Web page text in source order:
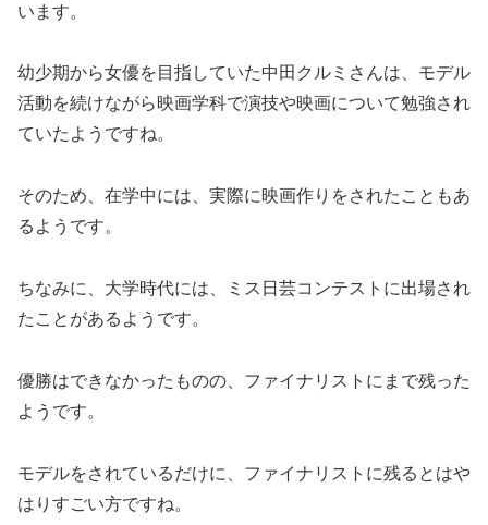
います。
幼少期から女優を目指していた中田クルミさんは、モデル
活動を続けながら映画学科で演技や映画について勉強され
ていたようですね。
そのため、在学中には、実際に映画作りをされたこともあ
るようです。
ちなみに、大学時代には、ミス日芸コンテストに出場され
たことがあるようです。
優勝はできなかったものの、ファイナリストにまで残った
ようです。
モデルをされているだけに、ファイナリストに残るとはや
はりすごい方ですね。